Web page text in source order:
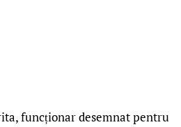
funcționar desemnat pentru